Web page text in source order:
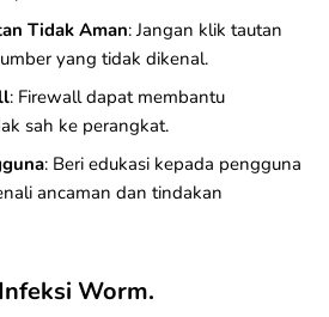
Tidak Aman: Jangan klik tautan
yang tidak dikenal.
: Firewalldapat membantu
sah ke perangkat.
: Beri edukasi kepada pengguna
ancaman dan tindakan
Worm.